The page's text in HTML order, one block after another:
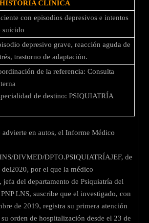
CLÍNICA
con episodios depresivos e intentos
suicido
depresivo grave, reacción aguda de
trastorno de adaptación.
de la referencia: Consulta
de destino: PSIQUIATRÍA
advierte en autos, el Informe Médico
DIVMED/DPTO.PSIQUIATRÍAJEF, de
por el que la médico
departamento de Psiquiatría del
LNS, suscribe que el investigado, con
de 2019, registra su primera atención
orden de hospitalización desde el 23 de